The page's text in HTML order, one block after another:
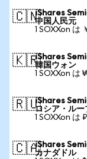
🇨🇳iShares
中国人民元
1 SOXXon は
🇰🇷iShares
韓国ウォン
1 SOXXon
🇷🇺iShares
ロシア・ルー
1 SOXXon は
🇨🇦iShares
カナダドル